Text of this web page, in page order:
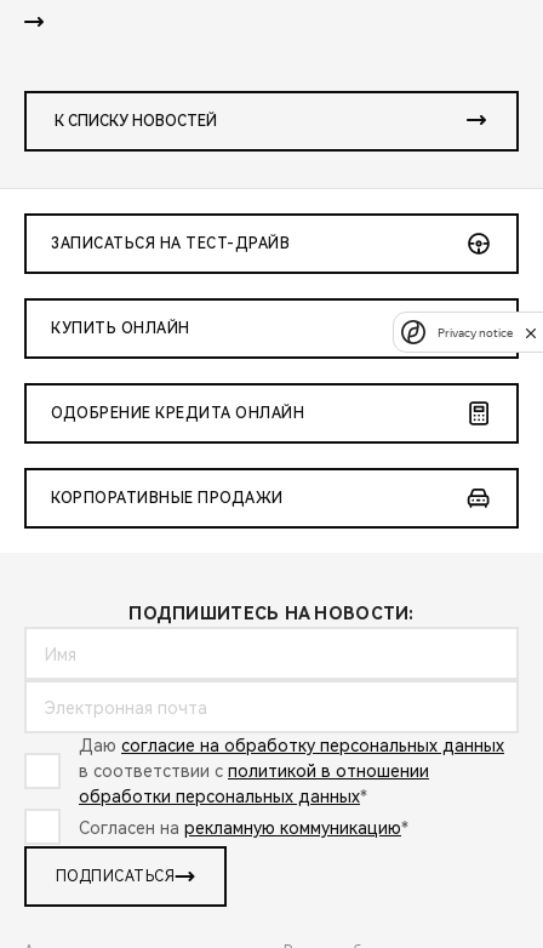
К СПИСКУ НОВОСТЕЙ
ЗАПИСАТЬСЯ НА ТЕСТ-ДРАЙВ
КУПИТЬ ОНЛАЙН
ОДОБРЕНИЕ КРЕДИТА ОНЛАЙН
КОРПОРАТИВНЫЕ ПРОДАЖИ
ПОДПИШИТЕСЬ НА НОВОСТИ:
Даю согласие на обработку персональных данных
в соответствии с политикой в отношении
обработки персональных данных*
Согласен на рекламную коммуникацию*
ПОДПИСАТЬСЯ
Privacy notice